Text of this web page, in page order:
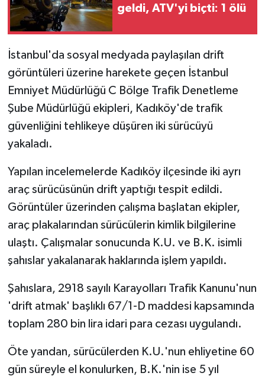
geldi, ATV'yi biçti: 1 ölü
İstanbul'da sosyal medyada paylaşılan drift
görüntüleri üzerine harekete geçen İstanbul
Emniyet Müdürlüğü C Bölge Trafik Denetleme
Şube Müdürlüğü ekipleri, Kadıköy'de trafik
güvenliğini tehlikeye düşüren iki sürücüyü
yakaladı.
Yapılan incelemelerde Kadıköy ilçesinde iki ayrı
araç sürücüsünün drift yaptığı tespit edildi.
Görüntüler üzerinden çalışma başlatan ekipler,
araç plakalarından sürücülerin kimlik bilgilerine
ulaştı. Çalışmalar sonucunda K.U. ve B.K. isimli
şahıslar yakalanarak haklarında işlem yapıldı.
Şahıslara, 2918 sayılı Karayolları Trafik Kanunu'nun
'drift atmak' başlıklı 67/1-D maddesi kapsamında
toplam 280 bin lira idari para cezası uygulandı.
Öte yandan, sürücülerden K.U.'nun ehliyetine 60
gün süreyle el konulurken, B.K.'nin ise 5 yıl